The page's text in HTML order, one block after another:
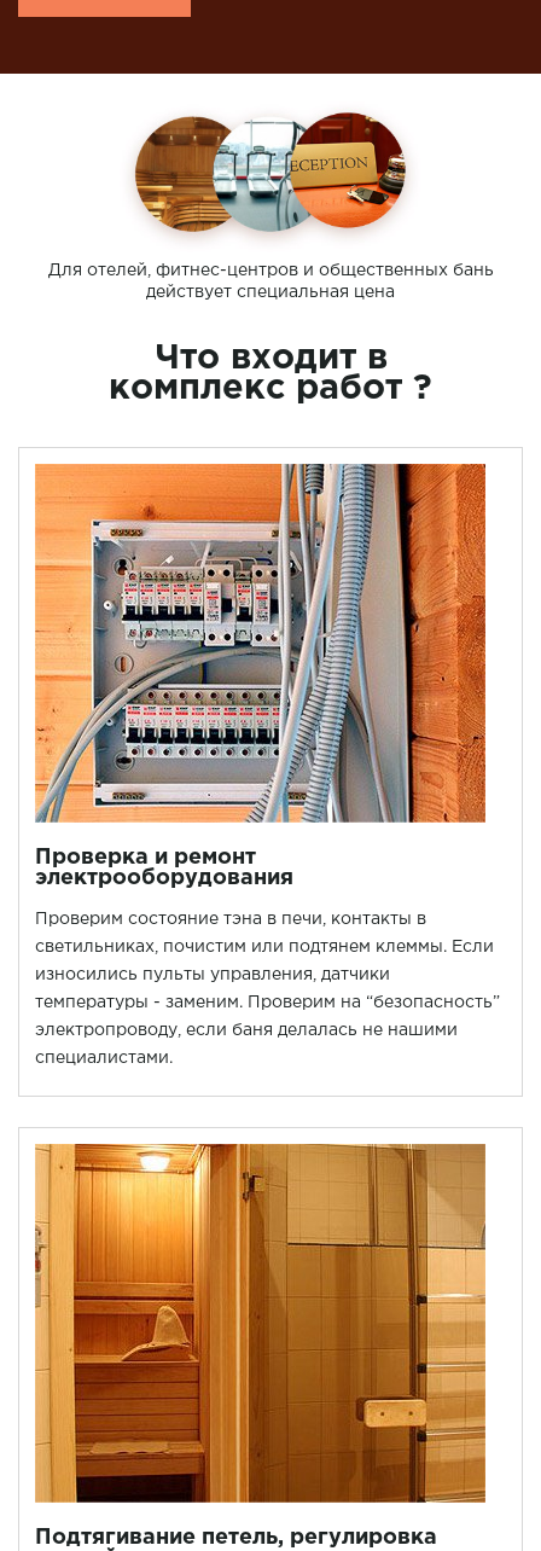
Для отелей, фитнес-центров и общественных бань
действует специальная цена
Что входит в
комплекс работ ?
Проверка и ремонт
электрооборудования
Проверим состояние тэна в печи, контакты в
светильниках, почистим или подтянем клеммы. Если
износились пульты управления, датчики
температуры - заменим. Проверим на “безопасность”
электропроводу, если баня делалась не нашими
специалистами.
Подтягивание петель, регулировка